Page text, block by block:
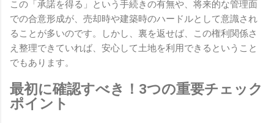
この「承諾を得る」という手続きの有無や、将来的な管理面
での合意形成が、売却時や建築時のハードルとして意識され
ることが多いのです。しかし、裏を返せば、この権利関係さ
え整理できていれば、安心して土地を利用できるということ
でもあります。
最初に確認すべき！3つの重要チェック
ポイント